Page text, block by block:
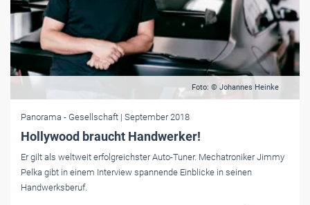
Foto: © Johannes Heinke
Panorama - Gesellschaft | September 2018
Hollywood braucht Handwerker!
Er gilt als weltweit erfolgreichster Auto-Tuner. Mechatroniker Jimmy
Pelka gibt in einem Interview spannende Einblicke in seinen
Handwerksberuf.